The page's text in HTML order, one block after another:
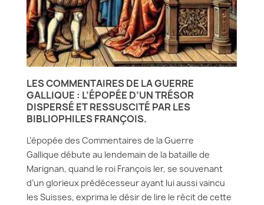
LES COMMENTAIRES DE LA GUERRE
GALLIQUE : L’ÉPOPÉE D’UN TRÉSOR
DISPERSÉ ET RESSUSCITÉ PAR LES
BIBLIOPHILES FRANÇOIS.
L’épopée des Commentaires de la Guerre
Gallique débute au lendemain de la bataille de
Marignan, quand le roi François Ier, se souvenant
d’un glorieux prédécesseur ayant lui aussi vaincu
les Suisses, exprima le désir de lire le récit de cette